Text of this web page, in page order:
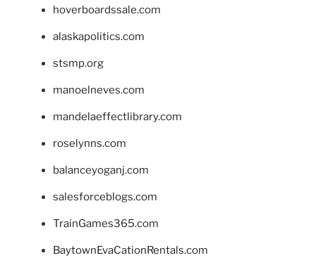
hoverboardssale.com
alaskapolitics.com
stsmp.org
manoelneves.com
mandelaeffectlibrary.com
roselynns.com
balanceyoganj.com
salesforceblogs.com
TrainGames365.com
BaytownEvaCationRentals.com